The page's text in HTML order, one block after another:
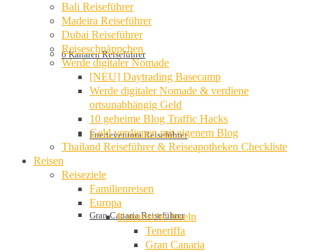
6 Kanaren Reiseführer
Fuerteventura Reiseführer
Gran Canaria Reiseführer
Bali Reiseführer
Madeira Reiseführer
Dubai Reiseführer
Reiseschnäppchen
Werde digitaler Nomade
[NEU] Daytrading Basecamp
Werde digitaler Nomade & verdiene
ortsunabhängig Geld
10 geheime Blog Traffic Hacks
Geld verdienen mit eigenem Blog
Thailand Reiseführer & Reiseapotheken Checkliste
Reisen
Reiseziele
Familienreisen
Europa
Kanarische Inseln
Teneriffa
Gran Canaria